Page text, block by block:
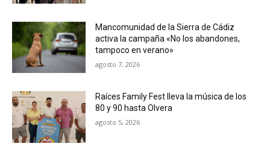
Mancomunidad de la Sierra de Cádiz
activa la campaña «No los abandones,
tampoco en verano»
agosto 7, 2026
Raíces Family Fest lleva la música de los
80 y 90 hasta Olvera
agosto 5, 2026